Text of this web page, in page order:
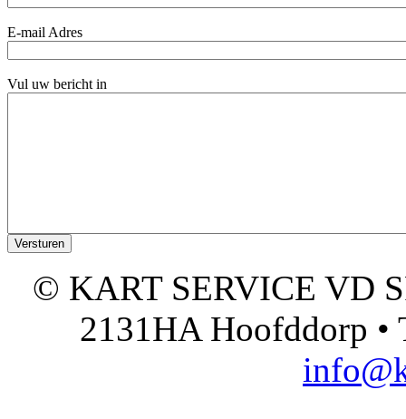
E-mail Adres
Vul uw bericht in
© KART SERVICE VD
2131HA Hoofddorp •